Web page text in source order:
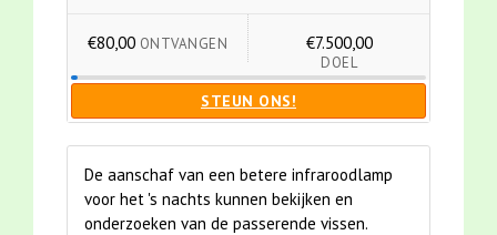
€80,00 ONTVANGEN €7.500,00
DOEL
STEUN ONS!
De aanschaf van een betere infraroodlamp
voor het 's nachts kunnen bekijken en
onderzoeken van de passerende vissen.